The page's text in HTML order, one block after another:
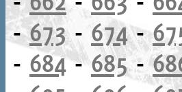
-673- 674-
- 684-685-